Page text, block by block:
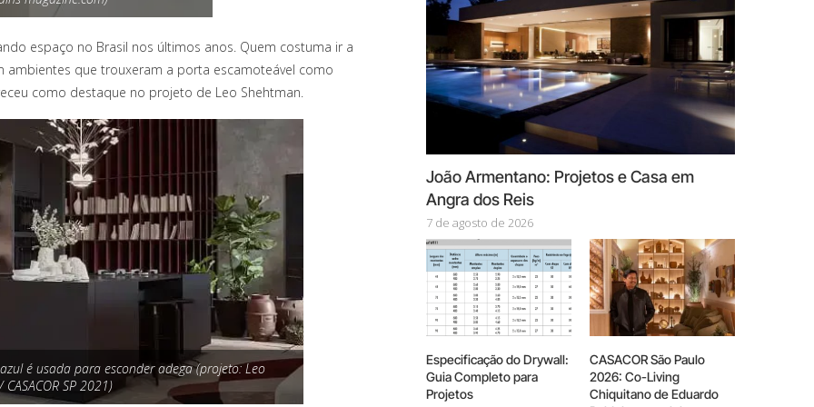
espaço no Brasil nos últimos anos. Quem costuma ir a
ambientes que trouxeram a porta escamoteável como
como destaque no projeto de Leo Shehtman.
é usada para esconder adega (projeto: Leo
SP 2021)
João Armentano: Projetos e Casa em
Angra dos Reis
7 de agosto de 2026
Especificação do Drywall:
Guia Completo para
Projetos
CASACOR São Paulo
2026: Co-Living
Chiquitano de Eduardo